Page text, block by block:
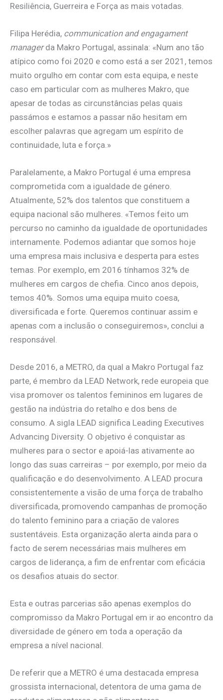
Resiliência, Guerreira e Força as mais votadas.
Filipa Herédia, communication and engagament
managerda Makro Portugal, assinala: «Num ano tão
atípico como foi 2020 e como está a ser 2021, temos
muito orgulho em contar com esta equipa, e neste
caso em particular com as mulheres Makro, que
apesar de todas as circunstâncias pelas quais
passámos e estamos a passar não hesitam em
escolher palavras que agregam um espírito de
continuidade, luta e força.»
Paralelamente, a Makro Portugal é uma empresa
comprometida com a igualdade de género.
Atualmente, 52% dos talentos que constituem a
equipa nacional são mulheres. «Temos feito um
percurso no caminho da igualdade de oportunidades
internamente. Podemos adiantar que somos hoje
uma empresa mais inclusiva e desperta para estes
temas. Por exemplo, em 2016 tínhamos 32% de
mulheres em cargos de chefia. Cinco anos depois,
temos 40%. Somos uma equipa muito coesa,
diversificada e forte. Queremos continuar assim e
apenas com a inclusão o conseguiremos», conclui a
responsável.
Desde 2016, a METRO, da qual a Makro Portugal faz
parte, é membro da LEAD Network, rede europeia que
visa promover os talentos femininos em lugares de
gestão na indústria do retalho e dos bens de
consumo. A sigla LEAD significa Leading Executives
Advancing Diversity. O objetivo é conquistar as
mulheres para o sector e apoiá-las ativamente ao
longo das suas carreiras – por exemplo, por meio da
qualificação e do desenvolvimento. A LEAD procura
consistentemente a visão de uma força de trabalho
diversificada, promovendo campanhas de promoção
do talento feminino para a criação de valores
sustentáveis. Esta organização alerta ainda para o
facto de serem necessárias mais mulheres em
cargos de liderança, a fim de enfrentar com eficácia
os desafios atuais do sector.
Esta e outras parcerias são apenas exemplos do
compromisso da Makro Portugal em ir ao encontro da
diversidade de género em toda a operação da
empresa a nível nacional.
De referir que a METRO é uma destacada empresa
grossista internacional, detentora de uma gama de